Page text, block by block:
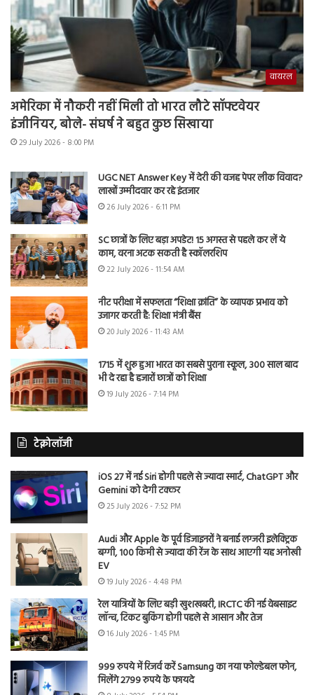
वायरल
अमेरिका में नौकरी नहीं मिली तो भारत लौटे सॉफ्टवेयर
इंजीनियर, बोले- संघर्ष ने बहुत कुछ सिखाया
29 July 2026 - 8:00 PM
UGC NET Answer Key में देरी की वजह पेपर लीक विवाद?
लाखों उम्मीदवार कर रहे इंतजार
26 July 2026 - 6:11 PM
SC छात्रों के लिए बड़ा अपडेट! 15 अगस्त से पहले कर लें ये
काम, वरना अटक सकती है स्कॉलरशिप
22 July 2026 - 11:54 AM
नीट परीक्षा में सफलता “शिक्षा क्रांति” के व्यापक प्रभाव को
उजागर करती है: शिक्षा मंत्री बैंस
20 July 2026 - 11:43 AM
1715 में शुरू हुआ भारत का सबसे पुराना स्कूल, 300 साल बाद
भी दे रहा है हजारों छात्रों को शिक्षा
19 July 2026 - 7:14 PM
टेक्नोलॉजी
iOS 27 में नई Siri होगी पहले से ज्यादा स्मार्ट, ChatGPT और
Gemini को देगी टक्कर
25 July 2026 - 7:52 PM
Audi और Apple के पूर्व डिजाइनरों ने बनाई लग्जरी इलेक्ट्रिक
बग्गी, 100 किमी से ज्यादा की रेंज के साथ आएगी यह अनोखी
EV
19 July 2026 - 4:48 PM
रेल यात्रियों के लिए बड़ी खुशखबरी, IRCTC की नई वेबसाइट
लॉन्च, टिकट बुकिंग होगी पहले से आसान और तेज
16 July 2026 - 1:45 PM
999 रुपये में रिजर्व करें Samsung का नया फोल्डेबल फोन,
मिलेंगे 2799 रुपये के फायदे